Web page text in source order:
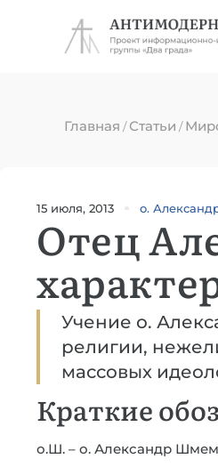
Главная /Статьи /
15 июля, 2013 о.
Отец
Учение о.
религии,
массовых
Краткие
о.Ш. – о. Александр